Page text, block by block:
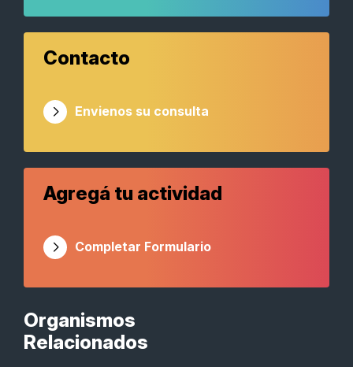
Organismos
Relacionados
Contacto
Envienos su consulta
Agregá tu actividad
Completar Formulario